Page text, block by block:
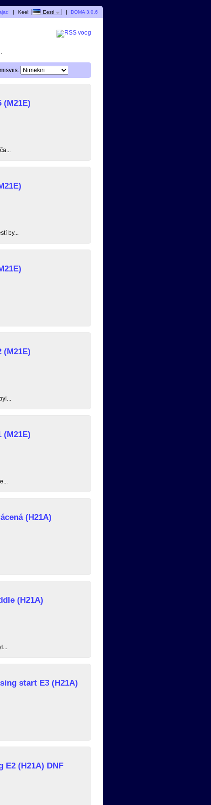
| Keel: Eesti | DOMA 3.0.6
(M21E)
by...
(M21E)
(M21E)
(H21A)
(H21A)
start E3 (H21A)
E2 (H21A) DNF